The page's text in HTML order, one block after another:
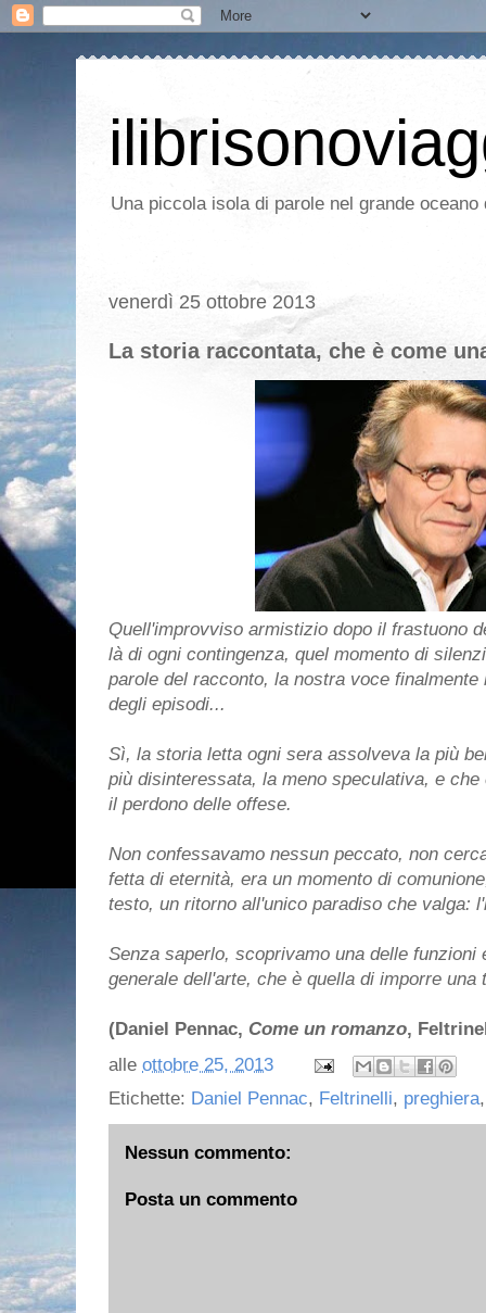
Una piccola isola di parole nel grande
venerdì 25 ottobre 2013
La storia raccontata, che è come
Quell'improvviso armistizio dopo il frastuono
là di ogni contingenza, quel momento di
parole del racconto, la nostra voce
degli episodi...
Sì, la storia letta ogni sera assolveva la più
più disinteressata, la meno speculativa, e
il perdono delle offese.
Non confessavamo nessun peccato, non
fetta di eternità, era un momento di
testo, un ritorno all'unico paradiso che valga:
Senza saperlo, scoprivamo una delle
generale dell'arte, che è quella di imporre
(Daniel Pennac, Come un romanzo,
alle ottobre 25, 2013
Etichette: Daniel Pennac, Feltrinelli, preghiera
Nessun commento:
Posta un commento